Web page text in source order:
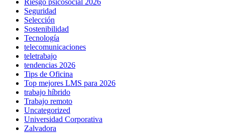
Seguridad
Selección
Sostenibilidad
Tecnología
telecomunicaciones
teletrabajo
tendencias 2026
Tips de Oficina
Top mejores LMS para 2026
trabajo híbrido
Trabajo remoto
Uncategorized
Universidad Corporativa
Zalvadora